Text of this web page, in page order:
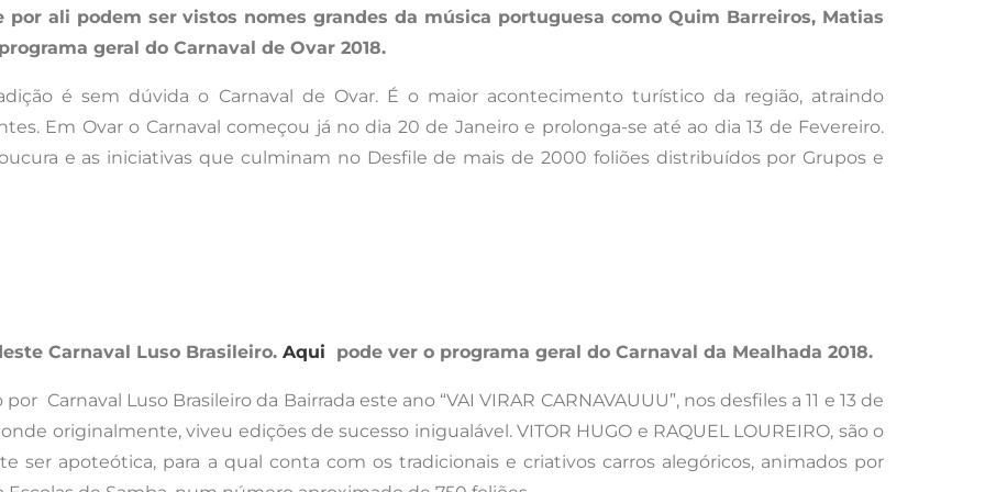
ali podem ser vistos nomes grandes da música portuguesa como Quim Barreiros, Matias
geral do Carnaval de Ovar 2018.
é sem dúvida o Carnaval de Ovar. É o maior acontecimento turístico da região, atraindo
Em Ovar o Carnaval começou já no dia 20 de Janeiro e prolonga-se até ao dia 13 de Fevereiro.
e as iniciativas que culminam no Desfile de mais de 2000 foliões distribuídos por Grupos e
Carnaval Luso Brasileiro. Aqui pode ver o programa geral do Carnaval da Mealhada 2018.
Carnaval Luso Brasileiro da Bairrada este ano “VAI VIRAR CARNAVAUUU”, nos desfiles a 11 e 13 de
originalmente, viveu edições de sucesso inigualável. VITOR HUGO e RAQUEL LOUREIRO, são o
ser apoteótica, para a qual conta com os tradicionais e criativos carros alegóricos, animados por